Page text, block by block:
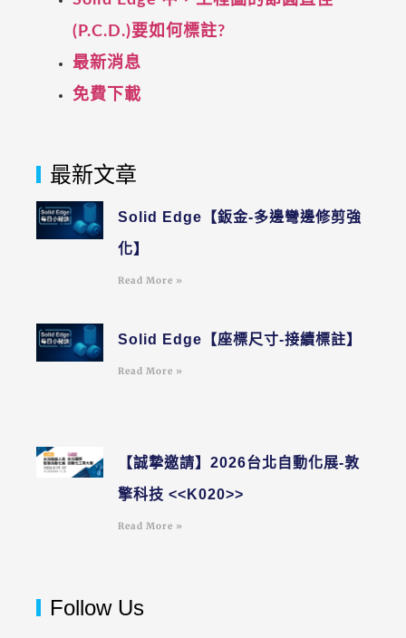
(P.C.D.)要如何標註?
最新消息
免費下載
最新文章
Solid Edge【鈑金-多邊彎邊修剪強
化】
Read More »
Solid Edge【座標尺寸-接續標註】
Read More »
【誠摯邀請】2026台北自動化展-敦
擎科技 <<K020>>
Read More »
Follow Us